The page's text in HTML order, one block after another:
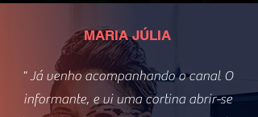
MARIA JÚLIA
" Já venho acompanhando o canal O
informante, e vi uma cortina abrir-se